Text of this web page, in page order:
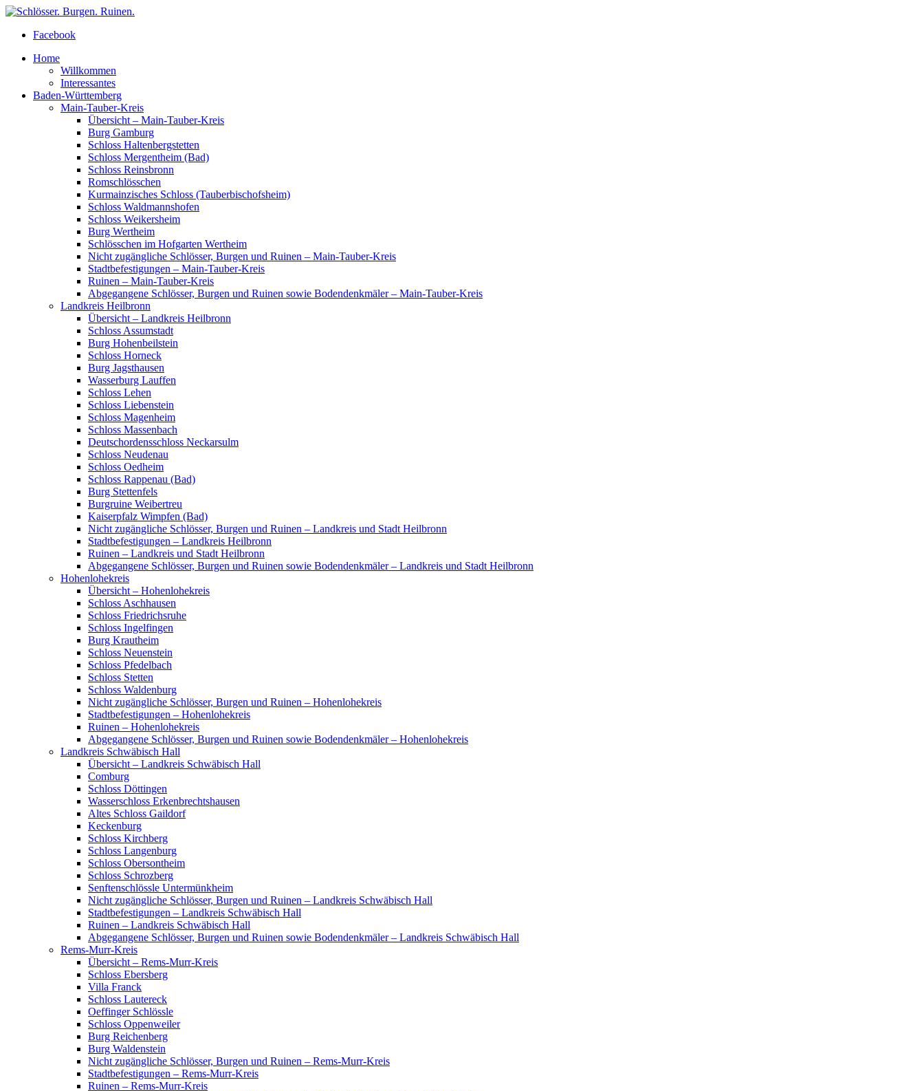
Facebook
Home
Willkommen
Interessantes
Baden-Württemberg
Main-Tauber-Kreis
Übersicht – Main-Tauber-Kreis
Burg Gamburg
Schloss Haltenbergstetten
Schloss Mergentheim (Bad)
Schloss Reinsbronn
Romschlösschen
Kurmainzisches Schloss (Tauberbischofsheim)
Schloss Waldmannshofen
Schloss Weikersheim
Burg Wertheim
Schlösschen im Hofgarten Wertheim
Nicht zugängliche Schlösser, Burgen und Ruinen – Main-Tauber-Kreis
Stadtbefestigungen – Main-Tauber-Kreis
Ruinen – Main-Tauber-Kreis
Abgegangene Schlösser, Burgen und Ruinen sowie Bodendenkmäler – Main-Tauber-Kreis
Landkreis Heilbronn
Übersicht – Landkreis Heilbronn
Schloss Assumstadt
Burg Hohenbeilstein
Schloss Horneck
Burg Jagsthausen
Wasserburg Lauffen
Schloss Lehen
Schloss Liebenstein
Schloss Magenheim
Schloss Massenbach
Deutschordensschloss Neckarsulm
Schloss Neudenau
Schloss Oedheim
Schloss Rappenau (Bad)
Burg Stettenfels
Burgruine Weibertreu
Kaiserpfalz Wimpfen (Bad)
Nicht zugängliche Schlösser, Burgen und Ruinen – Landkreis und Stadt Heilbronn
Stadtbefestigungen – Landkreis Heilbronn
Ruinen – Landkreis und Stadt Heilbronn
Abgegangene Schlösser, Burgen und Ruinen sowie Bodendenkmäler – Landkreis und Stadt Heilbronn
Hohenlohekreis
Übersicht – Hohenlohekreis
Schloss Aschhausen
Schloss Friedrichsruhe
Schloss Ingelfingen
Burg Krautheim
Schloss Neuenstein
Schloss Pfedelbach
Schloss Stetten
Schloss Waldenburg
Nicht zugängliche Schlösser, Burgen und Ruinen – Hohenlohekreis
Stadtbefestigungen – Hohenlohekreis
Ruinen – Hohenlohekreis
Abgegangene Schlösser, Burgen und Ruinen sowie Bodendenkmäler – Hohenlohekreis
Landkreis Schwäbisch Hall
Übersicht – Landkreis Schwäbisch Hall
Comburg
Schloss Döttingen
Wasserschloss Erkenbrechtshausen
Altes Schloss Gaildorf
Keckenburg
Schloss Kirchberg
Schloss Langenburg
Schloss Obersontheim
Schloss Schrozberg
Senftenschlössle Untermünkheim
Nicht zugängliche Schlösser, Burgen und Ruinen – Landkreis Schwäbisch Hall
Stadtbefestigungen – Landkreis Schwäbisch Hall
Ruinen – Landkreis Schwäbisch Hall
Abgegangene Schlösser, Burgen und Ruinen sowie Bodendenkmäler – Landkreis Schwäbisch Hall
Rems-Murr-Kreis
Übersicht – Rems-Murr-Kreis
Schloss Ebersberg
Villa Franck
Schloss Lautereck
Oeffinger Schlössle
Schloss Oppenweiler
Burg Reichenberg
Burg Waldenstein
Nicht zugängliche Schlösser, Burgen und Ruinen – Rems-Murr-Kreis
Stadtbefestigungen – Rems-Murr-Kreis
Ruinen – Rems-Murr-Kreis